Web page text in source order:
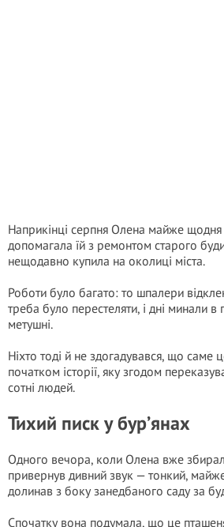
Наприкінці серпня Олена майже щодня
допомагала їй з ремонтом старого
нещодавно купила на околиці міста.
Роботи було багато: то шпалери
треба було перестеляти, і дні минали в
метушні.
Ніхто тоді й не здогадувався, що саме
початком історії, яку згодом
сотні людей.
Тихий писк у бур’янах
Одного вечора, коли Олена вже
привернув дивний звук — тонкий,
долинав з боку занедбаного саду за
Спочатку вона подумала, що це